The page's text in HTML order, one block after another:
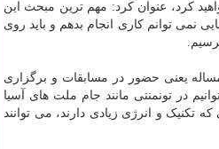
کرد، عنوان کرد: مهم ترین مبحث این
نمی توانم کاری انجام بدهم و باید روی
یعنی حضور در مسابقات و برگزاری
تیم می توانیم در تونمنتی مانند جام ملت های آسیا
تکنیک و انرژی زیادی دارند، می توانند